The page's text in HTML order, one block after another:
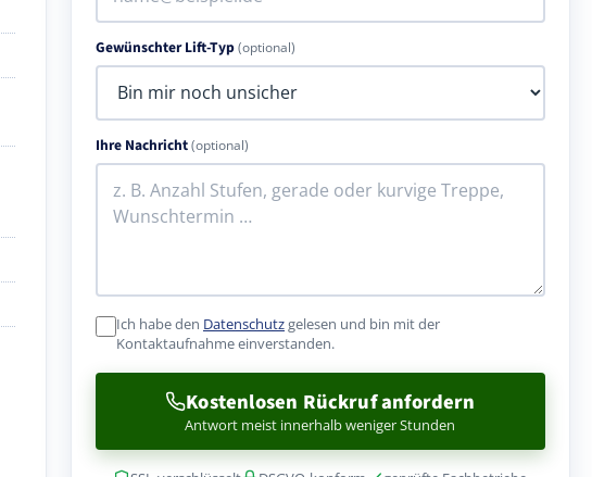
Gewünschter Lift-Typ(optional)
Ihre Nachricht(optional)
Ich habe den Datenschutzgelesen und bin mit der
Kontaktaufnahme einverstanden.
Kostenlosen Rückruf anfordern
Antwort meist innerhalb weniger Stunden